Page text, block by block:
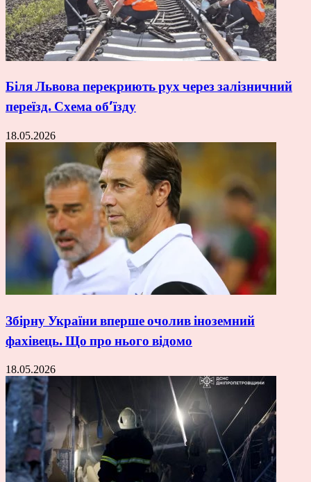
Біля Львова перекриють рух через залізничний
переїзд. Схема об’їзду
18.05.2026
Збірну України вперше очолив іноземний
фахівець. Що про нього відомо
18.05.2026